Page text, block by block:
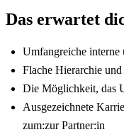
Das erwartet
Umfangreiche interne
Flache Hierarchie
Die Möglichkeit, das
Ausgezeichnete
zum:zur Partner:in